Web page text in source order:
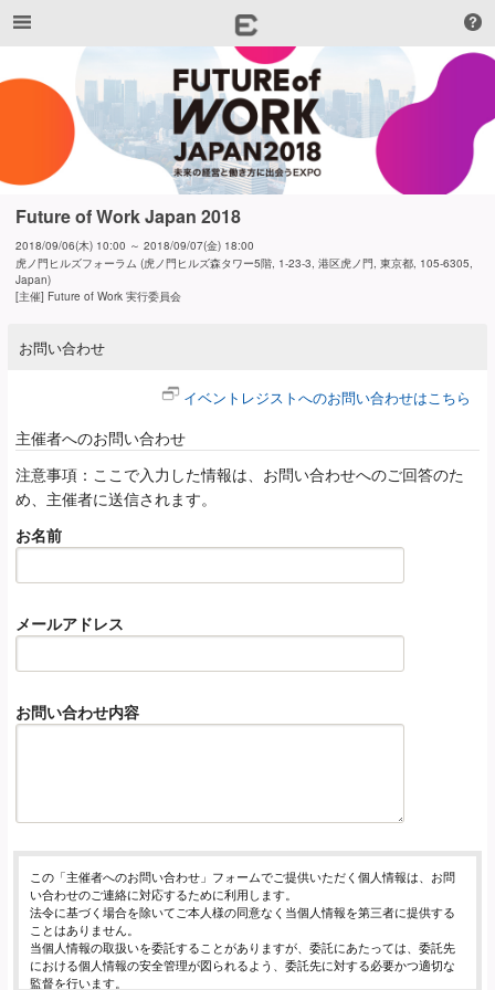
Future of Work Japan 2018
2018/09/06(木) 10:00 ～ 2018/09/07(金) 18:00
虎ノ門ヒルズフォーラム (虎ノ門ヒルズ森タワー5階, 1-23-3, 港区虎ノ門, 東京都, 105-6305,
Japan)
[主催] Future of Work 実行委員会
お問い合わせ
イベントレジストへのお問い合わせはこちら
主催者へのお問い合わせ
注意事項：ここで入力した情報は、お問い合わせへのご回答のた
め、主催者に送信されます。
お名前
メールアドレス
お問い合わせ内容
この「主催者へのお問い合わせ」フォームでご提供いただく個人情報は、お問
い合わせのご連絡に対応するために利用します。
法令に基づく場合を除いてご本人様の同意なく当個人情報を第三者に提供する
ことはありません。
当個人情報の取扱いを委託することがありますが、委託にあたっては、委託先
における個人情報の安全管理が図られるよう、委託先に対する必要かつ適切な
監督を行います。